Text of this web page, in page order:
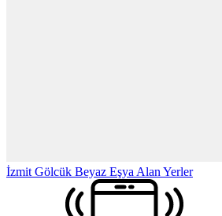
İzmit Gölcük Beyaz Eşya Alan Yerler